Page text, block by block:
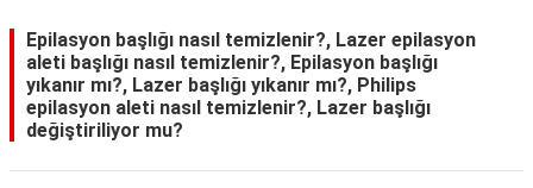
Epilasyon başlığı nasıl temizlenir?, Lazer epilasyon
aleti başlığı nasıl temizlenir?, Epilasyon başlığı
yıkanır mı?, Lazer başlığı yıkanır mı?, Philips
epilasyon aleti nasıl temizlenir?, Lazer başlığı
değiştiriliyor mu?